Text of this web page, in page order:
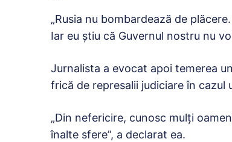
„Rusia nu bombardează de
Iar eu ştiu că Guvernul nostru nu
Jurnalista a evocat apoi temerea
frică de represalii judiciare în cazul
„Din nefericire, cunosc mulţi
înalte sfere”, a declarat ea.